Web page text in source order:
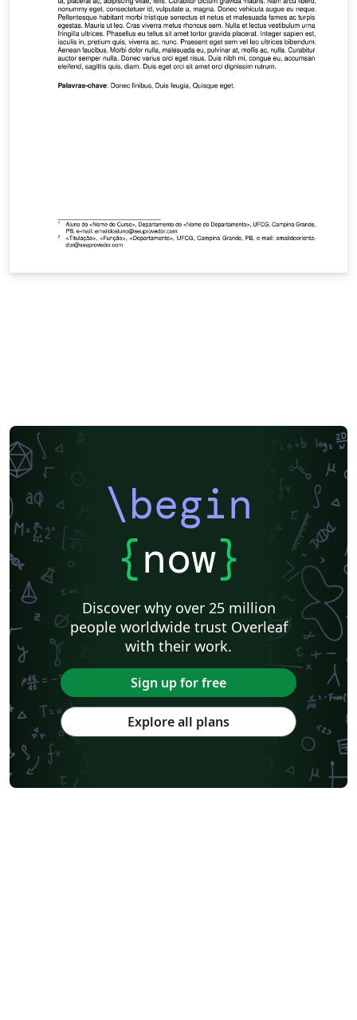
\begin
{now}
Discover why over 25 million
people worldwide trust Overleaf
with their work.
Sign up for free
Explore all plans